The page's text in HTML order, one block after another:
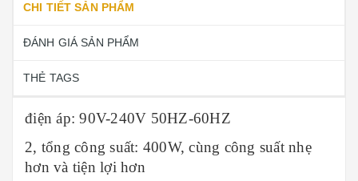
CHI TIẾT SẢN PHẨM
ĐÁNH GIÁ SẢN PHẨM
THẺ TAGS
điện áp: 90V-240V 50HZ-60HZ
2, tổng công suất: 400W, cùng công suất nhẹ
hơn và tiện lợi hơn